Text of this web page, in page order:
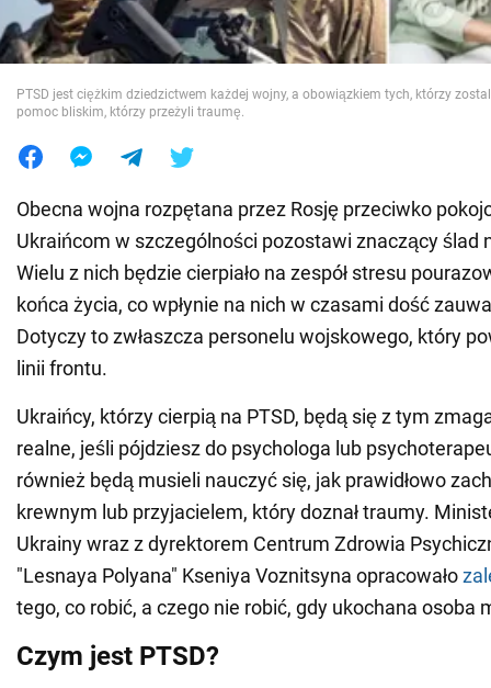
Świat
Jedzenie
PTSD jest ciężkim dziedzictwem każdej wojny, a obowiązkiem tych, którzy
pomoc bliskim, którzy przeżyli traumę.
Obecna wojna rozpętana przez Rosję przeciwko
Ukraińcom w szczególności pozostawi znaczący ślad
Wielu z nich będzie cierpiało na zespół stresu
końca życia, co wpłynie na nich w czasami dość
Dotyczy to zwłaszcza personelu wojskowego, który
linii frontu.
Ukraińcy, którzy cierpią na PTSD, będą się z tym
realne, jeśli pójdziesz do psychologa lub
również będą musieli nauczyć się, jak prawidłowo
krewnym lub przyjacielem, który doznał traumy.
Ukrainy wraz z dyrektorem Centrum Zdrowia
"Lesnaya Polyana" Kseniya Voznitsyna opracowało
tego, co robić, a czego nie robić, gdy ukochana osoba
Czym jest PTSD?